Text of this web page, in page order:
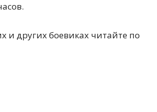
и других боевиках читайте по